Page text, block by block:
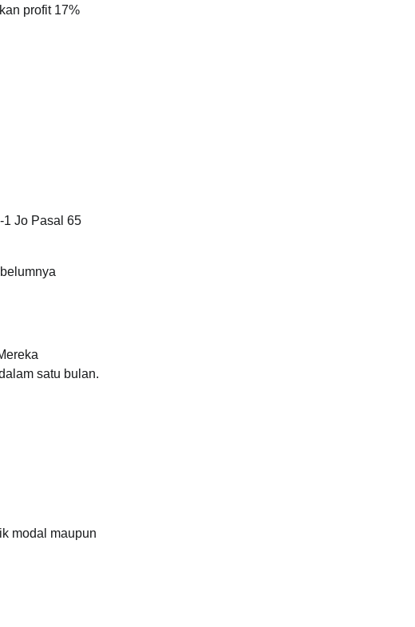
profit 17%
1 Jo Pasal 65
satu bulan.
modal maupun